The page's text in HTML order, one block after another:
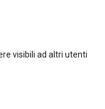
visibili ad altri utenti